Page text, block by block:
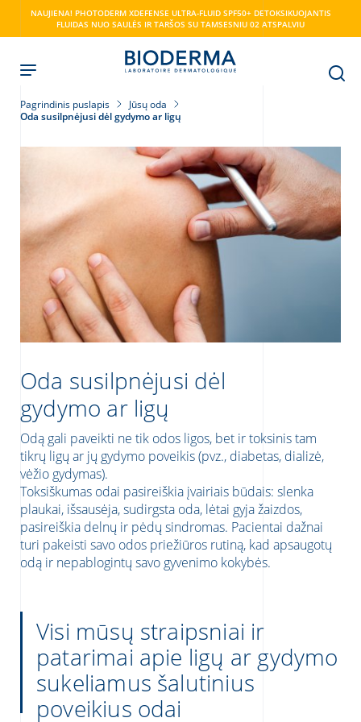
NAUJIENA! PHOTODERM XDEFENSE ULTRA-FLUID SPF50+ DETOKSIKUOJANTIS
FLUIDAS NUO SAULĖS IR TARŠOS SU TAMSESNIU 02 ATSPALVIU
vietą
Pagrindinis puslapis
Jūsų oda
Oda susilpnėjusi dėl gydymo ar ligų
Oda susilpnėjusi dėl
gydymo ar ligų
Odą gali paveikti ne tik odos ligos, bet ir toksinis tam
tikrų ligų ar jų gydymo poveikis (pvz., diabetas, dializė,
vėžio gydymas).
Toksiškumas odai pasireiškia įvairiais būdais: slenka
plaukai, išsausėja, sudirgsta oda, lėtai gyja žaizdos,
pasireiškia delnų ir pėdų sindromas. Pacientai dažnai
turi pakeisti savo odos priežiūros rutiną, kad apsaugotų
odą ir nepablogintų savo gyvenimo kokybės.
Visi mūsų straipsniai ir
patarimai apie ligų ar gydymo
sukeliamus šalutinius
poveikius odai